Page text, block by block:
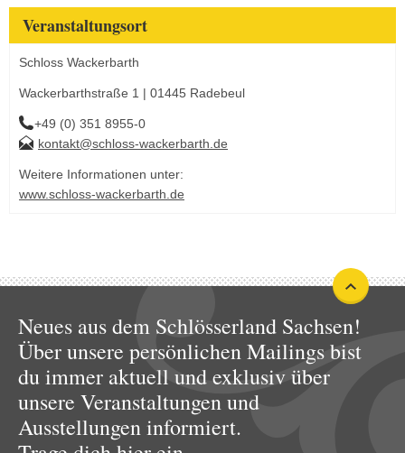
Veranstaltungsort
Schloss Wackerbarth
Wackerbarthstraße 1 | 01445 Radebeul
+49 (0) 351 8955-0
kontakt@schloss-wackerbarth.de
Weitere Informationen unter:
www.schloss-wackerbarth.de
Neues aus dem Schlösserland Sachsen!
Über unsere persönlichen Mailings bist
du immer aktuell und exklusiv über
unsere Veranstaltungen und
Ausstellungen informiert.